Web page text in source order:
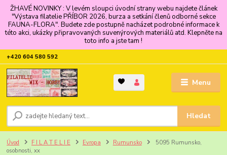
ŽHAVÉ NOVINKY : V levém sloupci úvodní strany webu najdete článek
"Výstava filatelie PŘÍBOR 2026, burza a setkání členů odborné sekce
FAUNA-FLORA". Budete zde postupně nacházet podrobné informace k
této akci, ukázky připravovaných suvenýrových materiálů atd. Klepněte na
toto info a jste tam !
Menu
Hledat
+420 604 580 592
Úvod F I L A T E L I E Evropa Rumunsko
5095 Rumunsko,
osobnosti, xx